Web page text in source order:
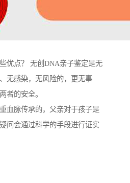
优点？ 无创DNA亲子鉴定是无
无感染，无风险的，更无事
者的安全。
血脉传承的，父亲对于孩子是
问会通过科学的手段进行证实